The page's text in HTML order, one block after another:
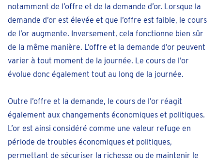
notamment de l’offre et de la demande d’or. Lorsque la
demande d’or est élevée et que l’offre est faible, le cours
de l’or augmente. Inversement, cela fonctionne bien sûr
de la même manière. L’offre et la demande d’or peuvent
varier à tout moment de la journée. Le cours de l’or
évolue donc également tout au long de la journée.
Outre l’offre et la demande, le cours de l’or réagit
également aux changements économiques et politiques.
L’or est ainsi considéré comme une valeur refuge en
période de troubles économiques et politiques,
permettant de sécuriser la richesse ou de maintenir le